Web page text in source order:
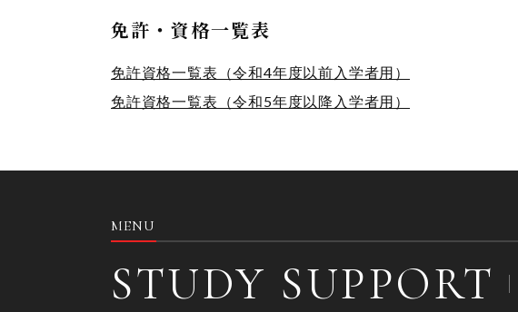
免許・資格一覧表
免許資格一覧表（令和4年度以前入学者用）
免許資格一覧表（令和5年度以降入学者用）
MENU
STUDY SUPPORT